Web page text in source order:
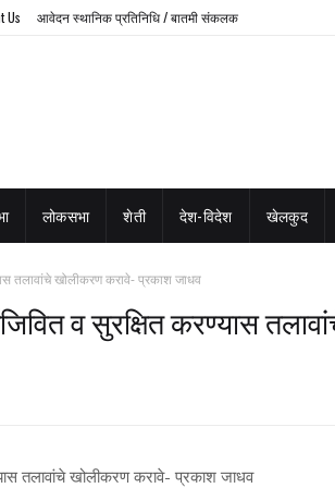
Us आवेदन स्थानिक प्रतिनिधि / बातमी संकलक
लोकसभा शेती देश-विदेश खेलकुद
तलावांचे खोलीकरण करावे- प्रकाश जाधव
व सुरक्षित करण्यास
तलावांचे खोलीकरण करावे- प्रकाश जाधव